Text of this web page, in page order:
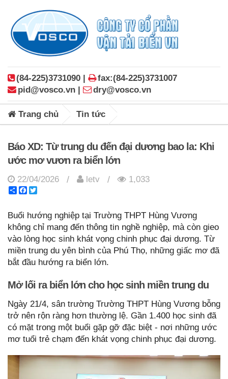
(84-225)3731090 |
fax:(84-225)3731007
pid@vosco.vn |
dry@vosco.vn
Trang chủ Tin tức
Báo XD: Từ trung du đến đại dương bao la: Khi
ước mơ vươn ra biển lớn
22/04/2026 / letv /
1,033
ShareFacebook
Buổi hướng nghiệp tại Trường THPT Hùng Vương
không chỉ mang đến thông tin nghề nghiệp, mà còn gieo
vào lòng học sinh khát vọng chinh phục đại dương. Từ
miền trung du yên bình của Phú Thọ, những giấc mơ đã
bắt đầu hướng ra biển lớn.
Mở lối ra biển lớn cho học sinh miền trung du
Ngày 21/4, sân trường Trường THPT Hùng Vương bỗng
trở nên rộn ràng hơn thường lệ. Gần 1.400 học sinh đã
có mặt trong một buổi gặp gỡ đặc biệt - nơi những ước
mơ tuổi trẻ chạm đến khát vọng chinh phục đại dương.